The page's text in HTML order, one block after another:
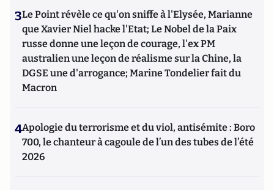
3Le Point révèle ce qu'on sniffe à l'Elysée, Marianne
que Xavier Niel hacke l'Etat; Le Nobel de la Paix
russe donne une leçon de courage, l'ex PM
australien une leçon de réalisme sur la Chine, la
DGSE une d'arrogance; Marine Tondelier fait du
Macron
4Apologie du terrorisme et du viol, antisémite : Boro
700, le chanteur à cagoule de l’un des tubes de l’été
2026